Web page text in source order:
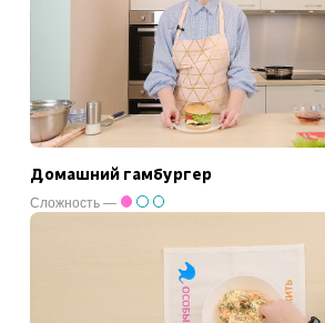
Домашний гамбургер
Сложность —